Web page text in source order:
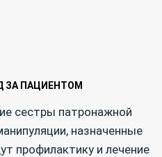
ЗА ПАЦИЕНТОМ
сестры патронажной
назначенные
профилактику и лечение